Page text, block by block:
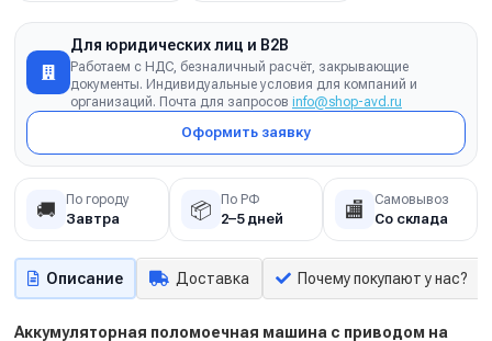
Для юридических лиц и B2B
Работаем с НДС, безналичный расчёт, закрывающие
документы. Индивидуальные условия для компаний и
организаций. Почта для запросов info@shop-avd.ru
Оформить заявку
🚚 По городу
Завтра 📦 По РФ
2–5 дней 🏬 Самовывоз
Со склада
Описание Доставка Почему покупают у нас?
Аккумуляторная поломоечная машина с приводом на